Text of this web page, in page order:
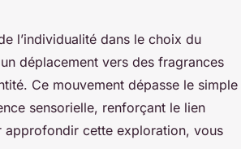
l’individualité dans le choix du
déplacement vers des fragrances
Ce mouvement dépasse le simple
sensorielle, renforçant le lien
approfondir cette exploration, vous